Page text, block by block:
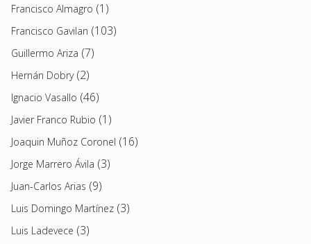
Francisco Almagro (1)
Francisco Gavilan (103)
Guillermo Ariza (7)
Hernán Dobry(2)
Ignacio Vasallo (46)
Javier Franco Rubio (1)
Joaquin Muñoz Coronel (16)
Jorge Marrero Ávila (3)
Juan-Carlos Arias (9)
Luis Domingo Martínez (3)
Luis Ladevece (3)